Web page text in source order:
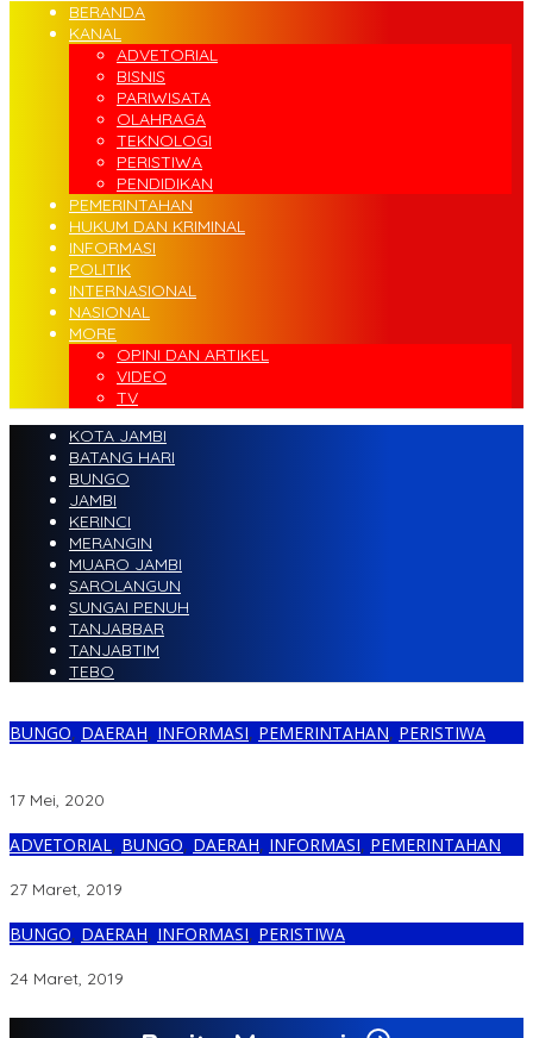
BERANDA
KANAL
ADVETORIAL
BISNIS
PARIWISATA
OLAHRAGA
TEKNOLOGI
PERISTIWA
PENDIDIKAN
PEMERINTAHAN
HUKUM DAN KRIMINAL
INFORMASI
POLITIK
INTERNASIONAL
NASIONAL
MORE
OPINI DAN ARTIKEL
VIDEO
TV
KOTA JAMBI
BATANG HARI
BUNGO
JAMBI
KERINCI
MERANGIN
MUARO JAMBI
SAROLANGUN
SUNGAI PENUH
TANJABBAR
TANJABTIM
TEBO
BUNGO, DAERAH, INFORMASI, PEMERINTAHAN, PERISTIWA
17 Mei, 2020
ADVETORIAL, BUNGO, DAERAH, INFORMASI, PEMERINTAHAN
27 Maret, 2019
BUNGO, DAERAH, INFORMASI, PERISTIWA
24 Maret, 2019